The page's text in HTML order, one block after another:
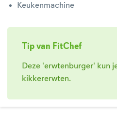
Keukenmachine
Tip van FitChef
Deze 'erwtenburger' kun
kikkererwten.